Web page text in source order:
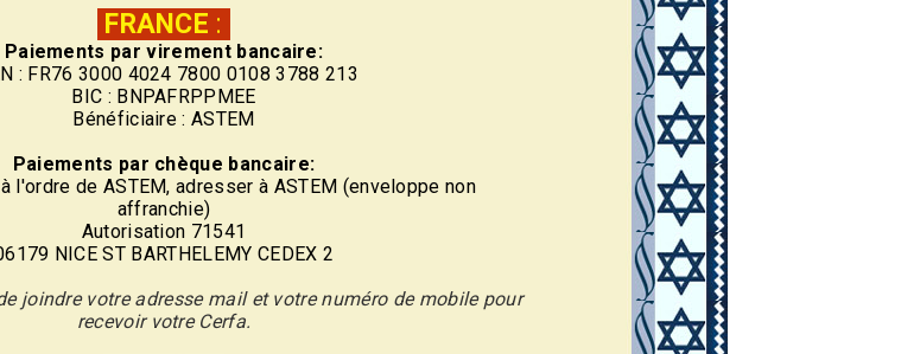
FRANCE :
Paiements par virement bancaire:
: FR76 3000 4024 7800 0108 3788 213
BIC : BNPAFRPPMEE
Bénéficiaire : ASTEM
Paiements par chèque bancaire:
l'ordre de ASTEM, adresser à ASTEM (enveloppe non
affranchie)
Autorisation 71541
NICE ST BARTHELEMY CEDEX 2
joindre votre adresse mail et votre numéro de mobile pour
recevoir votre Cerfa.